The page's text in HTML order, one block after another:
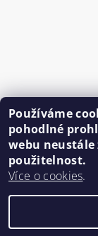
2026 ©
Používáme
pohodlné
webu
použitelnost.
Více o cookies.